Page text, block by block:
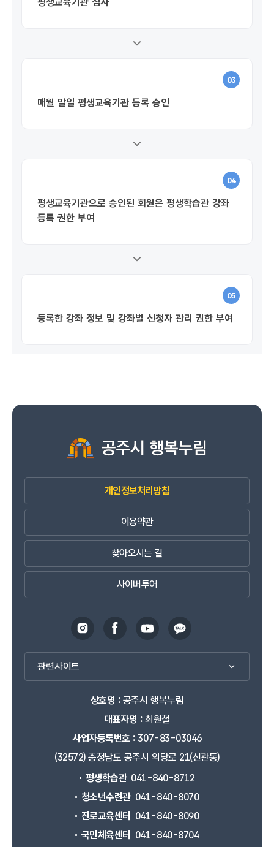
03
매월 말일 평생교육기관 등록 승인
04
평생교육기관으로 승인된 회원은 평생학습관 강좌
등록 권한 부여
05
등록한 강좌 정보 및 강좌별 신청자 관리 권한 부여
개인정보처리방침
이용약관
찾아오시는 길
사이버투어
관련사이트
상호명 :공주시 행복누림
대표자명 :최원철
사업자등록번호 :307-83-03046
(32572) 충청남도 공주시 의당로 21(신관동)
평생학습관 041-840-8712
청소년수련관 041-840-8070
진로교육센터
041-840-8090
국민체육센터
041-840-8704